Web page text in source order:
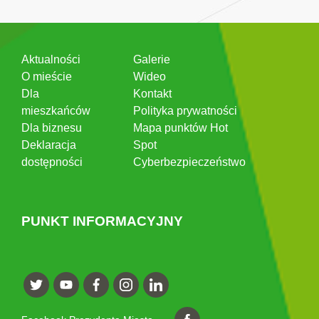
Aktualności
O mieście
Dla
mieszkańców
Dla biznesu
Deklaracja
dostępności
Galerie
Wideo
Kontakt
Polityka prywatności
Mapa punktów Hot
Spot
Cyberbezpieczeństwo
PUNKT INFORMACYJNY